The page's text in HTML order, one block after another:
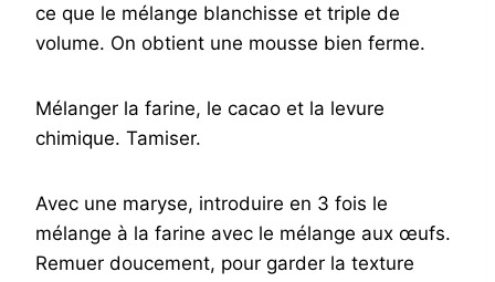
ce que le mélange blanchisse et triple de
volume. On obtient une mousse bien ferme.
Mélanger la farine, le cacao et la levure
chimique. Tamiser.
Avec une maryse, introduire en 3 fois le
mélange à la farine avec le mélange aux œufs.
Remuer doucement, pour garder la texture